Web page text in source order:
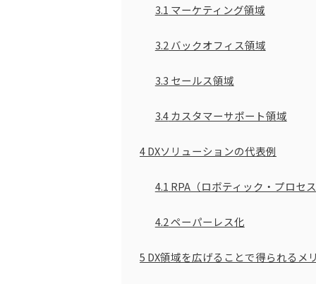
3.1 マーケティング領域
3.2 バックオフィス領域
3.3 セールス領域
3.4カスタマーサポート領域
4DXソリューションの代表例
4.1 RPA（ロボティック・プロセ
4.2ペーパーレス化
5 DX領域を広げることで得られるメ